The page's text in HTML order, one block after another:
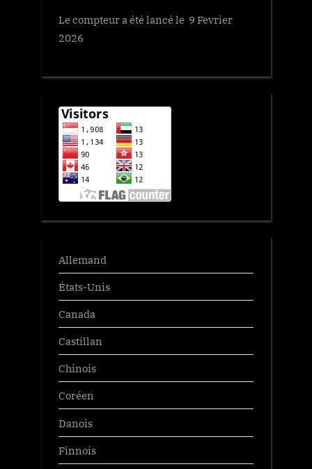
Le compteur a été lancé le 9 Fevrier
2026
Allemand
États-Unis
Canada
Castillan
Chinois
Coréen
Danois
Finnois